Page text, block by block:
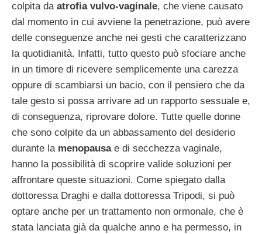
colpita da atrofia vulvo-vaginale, che viene causato
dal momento in cui avviene la penetrazione, può avere
delle conseguenze anche nei gesti che caratterizzano
la quotidianità. Infatti, tutto questo può sfociare anche
in un timore di ricevere semplicemente una carezza
oppure di scambiarsi un bacio, con il pensiero che da
tale gesto si possa arrivare ad un rapporto sessuale e,
di conseguenza, riprovare dolore. Tutte quelle donne
che sono colpite da un abbassamento del desiderio
durante la menopausae di secchezza vaginale,
hanno la possibilità di scoprire valide soluzioni per
affrontare queste situazioni. Come spiegato dalla
dottoressa Draghi e dalla dottoressa Tripodi, si può
optare anche per un trattamento non ormonale, che è
stata lanciata già da qualche anno e ha permesso, in